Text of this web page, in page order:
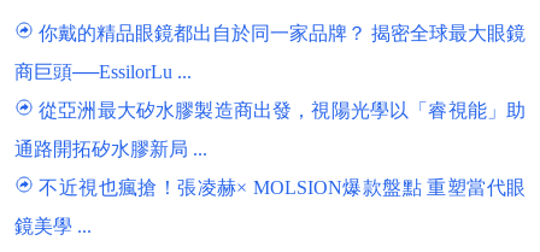
你戴的精品眼鏡都出自於同一家品牌？ 揭密全球最大眼鏡
商巨頭──EssilorLu ...
從亞洲最大矽水膠製造商出發，視陽光學以「睿視能」助
通路開拓矽水膠新局 ...
不近視也瘋搶！張凌赫× MOLSION爆款盤點 重塑當代眼
鏡美學 ...